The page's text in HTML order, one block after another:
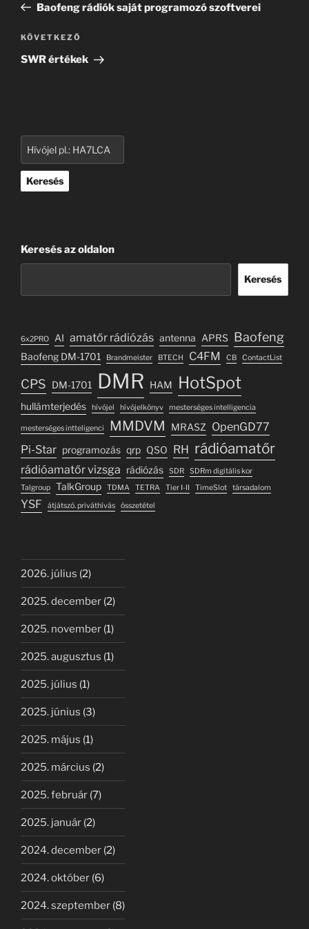
bejegyzés
Baofeng rádiók saját programozó szoftverei
Következő
bejegyzés
KÖVETKEZŐ
SWR értékek
Keresés
Keresés az oldalon
Keresés
6x2PRO AI amatőr rádiózás antenna APRS Baofeng
Baofeng DM-1701 Brandmeister BTECH C4FM CB ContactList
CPS DM-1701 DMR HAM HotSpot
hullámterjedés hívójel hívójelkönyv mesterséges intelligencia
mesterséges intteligenci MMDVM MRASZ
OpenGD77
Pi-Star programozás qrp QSO RH rádióamatőr
rádióamatőr vizsga rádiózás SDR
SDRm digitális kor
Talgroup
TalkGroup TDMA TETRA Tier I-II TimeSlot társadalom
YSF átjátszó. priváthívás összetétel
2026. július (2)
2025. december (2)
2025. november (1)
2025. augusztus (1)
2025. július (1)
2025. június (3)
2025. május (1)
2025. március (2)
2025. február (7)
2025. január (2)
2024. december (2)
2024. október (6)
2024. szeptember (8)